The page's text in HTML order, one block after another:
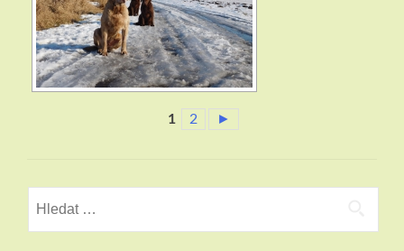
1 2 ►